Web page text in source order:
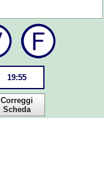
19:55
Correggi
Scheda